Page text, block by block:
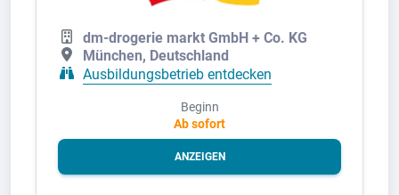
dm-drogerie markt GmbH + Co. KG
München, Deutschland
Ausbildungsbetrieb entdecken
Beginn
Ab sofort
ANZEIGEN